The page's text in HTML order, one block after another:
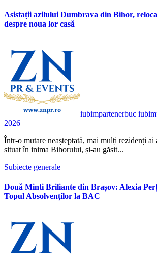
Asistații azilului Dumbrava din Bihor,
despre noua lor casă
iubimpartenerbuc
2026
Într-o mutare neașteptată, mai mulți rezidenți ai azilului Dumbrava,
situat în inima Bihorului, și-au găsit...
Subiecte generale
Două Minti Briliante din Brașov: Alexia
Topul Absolvenților la BAC